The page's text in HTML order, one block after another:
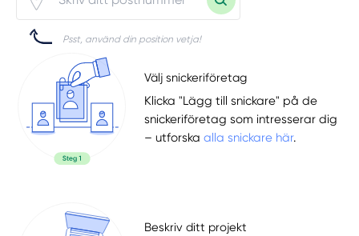
Psst, använd din position vetja!
Välj snickeriföretag
Klicka "Lägg till snickare" på de
snickeriföretag som intresserar dig
– utforskaalla snickare här.
Beskriv ditt projekt